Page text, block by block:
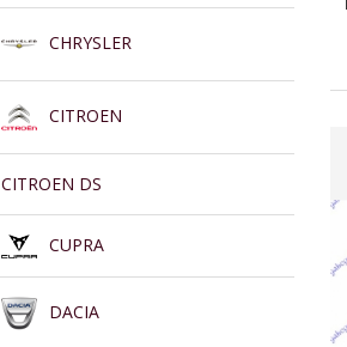
CHRYSLER
CITROEN
CITROEN DS
CUPRA
DACIA